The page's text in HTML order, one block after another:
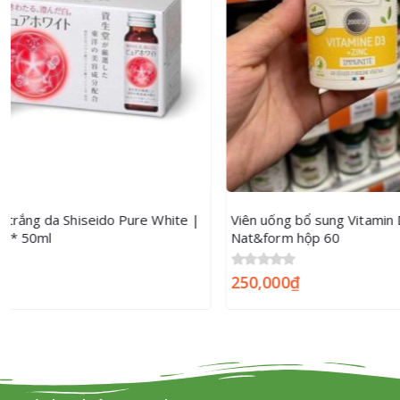
Viên uống bổ sung Vitamin D3 và kẽm
Nat&form hộp 60
Kem đánh
gram